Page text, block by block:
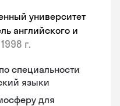
университет
английского и
1998 г.
специальности
языки
для